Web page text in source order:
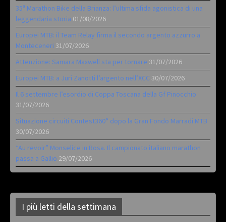
35ª Marathon Bike della Brianza: l’ultima sfida agonistica di una
leggendaria storia 01/08/2026
Europei MTB: il Team Relay firma il secondo argento azzurro a
Monteceneri 31/07/2026
Attenzione: Samara Maxwell sta per tornare 31/07/2026
Europei MTB: a Juri Zanotti l’argento nell’XCC 30/07/2026
Il 6 settembre l’esordio di Coppa Toscana della Gf Pinocchio
31/07/2026
Situazione circuiti Contest360° dopo la Gran Fondo Marradi MTB
30/07/2026
“Au revoir” Monselice in Rosa. Il campionato italiano marathon
passa a Gallio 29/07/2026
I più letti della settimana